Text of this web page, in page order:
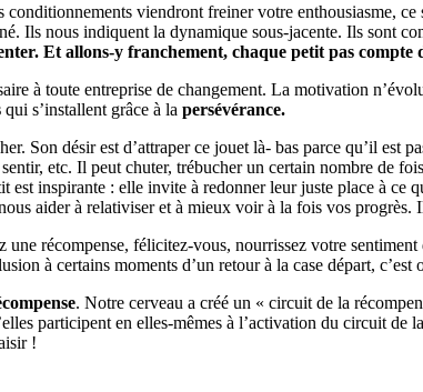
viendront freiner votre enthousiasme,
Ils nous indiquent la dynamique sous-jacente. Ils sont
Et allons-y franchement, chaque petit pas compte
à toute entreprise de changement. La motivation
qui s’installent grâce à la persévérance.
Son désir est d’attraper ce jouet là- bas parce qu’il
etc. Il peut chuter, trébucher un certain nombre de
est inspirante : elle invite à redonner leur juste place à ce
aider à relativiser et à mieux voir à la fois vos
une récompense, félicitez-vous, nourrissez votre sentiment
à certains moments d’un retour à la case départ,
. Notre cerveau a créé un « circuit de la
participent en elles-mêmes à l’activation du circuit
!